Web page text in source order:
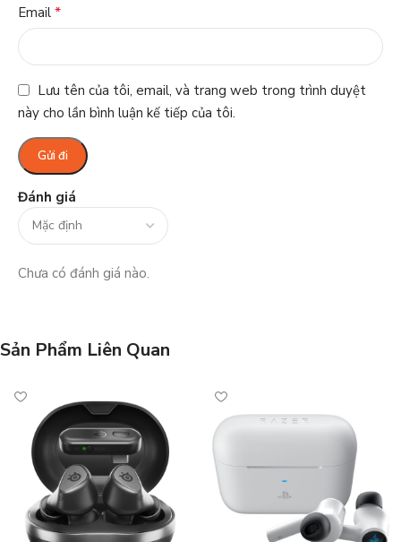
Đánh giá
Chưa có đánh giá nào.
Email *
Lưu tên của tôi, email, và trang web trong trình duyệt
này cho lần bình luận kế tiếp của tôi.
Sản Phẩm Liên Quan